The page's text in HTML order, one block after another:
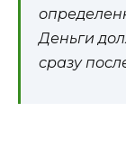
Деньги
сразу